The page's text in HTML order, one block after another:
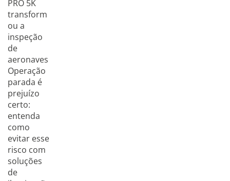
PRO 5K
transform
ou a
inspeção
de
aeronaves
Operação
parada é
prejuízo
certo:
entenda
como
evitar esse
risco com
soluções
de